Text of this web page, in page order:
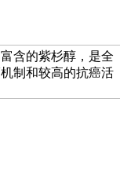
含的紫杉醇，是全
制和较高的抗癌活